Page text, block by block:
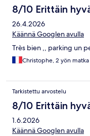
8/10 Erittäin
26.4.2026
Käännä Googlen avulla
Très bien ,, parking un
Christophe, 2 yön matka
Tarkistettu arvostelu
8/10 Erittäin
1.6.2026
Käännä Googlen avulla